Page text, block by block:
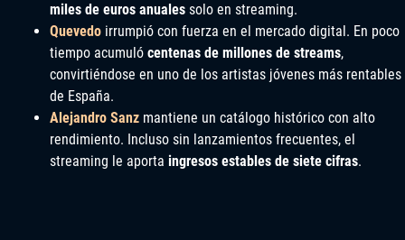
miles de euros anuales solo en streaming.
Quevedo irrumpió con fuerza en el mercado digital. En poco
tiempo acumuló centenas de millones de streams,
convirtiéndose en uno de los artistas jóvenes más rentables
de España.
Alejandro Sanz mantiene un catálogo histórico con alto
rendimiento. Incluso sin lanzamientos frecuentes, el
streaming le aporta ingresos estables de siete cifras.